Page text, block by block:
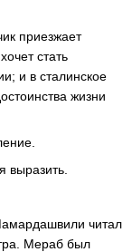
приезжает
стать
и в сталинское
жизни
выразить.
читал
Мераб был